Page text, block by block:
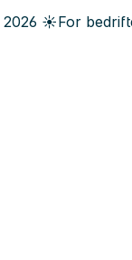
2026 ☀️For